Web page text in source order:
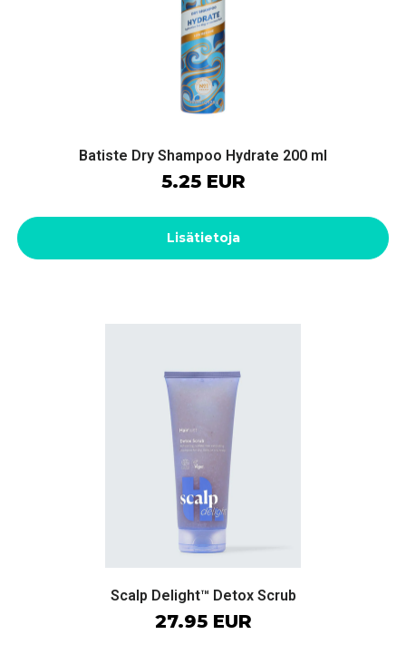
Batiste Dry Shampoo Hydrate 200 ml
5.25 EUR
Lisätietoja
Scalp Delight™ Detox Scrub
27.95 EUR